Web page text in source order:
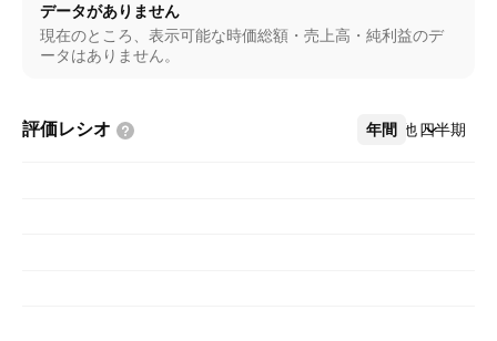
データがありません
現在のところ、表示可能な時価総額・売上高・純利益のデ
ータはありません。
評価レシオ 年間 四半期
その他